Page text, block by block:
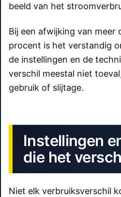
beeld van het
Bij een afwijking van meer
procent is het verstandig
de instellingen en de
verschil meestal niet
gebruik of slijtage.
Instellingen
die het
Niet elk verbruiksverschil